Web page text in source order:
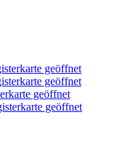
geöffnet
geöffnet
geöffnet
geöffnet